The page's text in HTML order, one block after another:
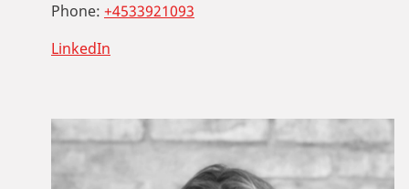
Phone: +4533921093
LinkedIn